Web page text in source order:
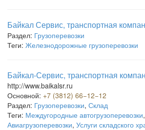
Байкал Сервис, транспортная
Раздел: Грузоперевозки
Теги: Железнодорожные грузоперевозки
Байкал-Сервис, транспортная
http://www.baikalsr.ru
Основной: +7 (3812) 66−12−12
Раздел: Грузоперевозки, Склад
Теги: Междугородные автогрузоперевозки,
Авиагрузоперевозки, Услуги складского